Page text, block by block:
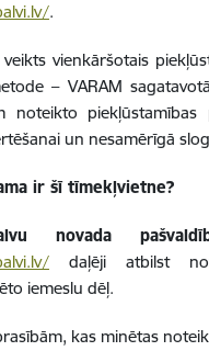
.
veikts vienkāršotais
– VARAM
noteikto piekļūstamības
un nesamērīgā
ir šī tīmekļvietne?
novada
daļēji atbilst
iemeslu dēļ.
kas minētas